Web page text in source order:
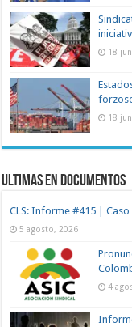
18
18
Ultimas en documentos
CLS: Informe #415 | Caso
5 agosto, 2026
4